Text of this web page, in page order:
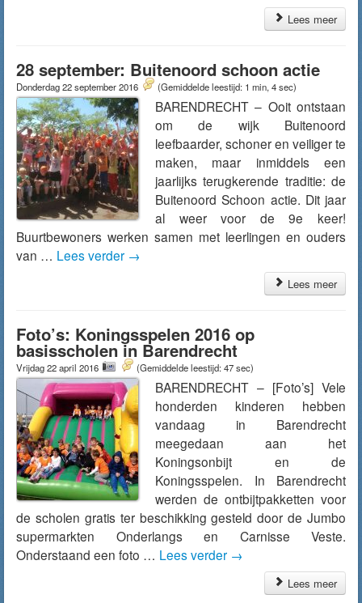
Lees meer
28 september: Buitenoord schoon actie
Donderdag 22 september 2016 (Gemiddelde leestijd: 1 min, 4 sec)
BARENDRECHT – Ooit ontstaan
om de wijk Buitenoord
leefbaarder, schoner en veiliger te
maken, maar inmiddels een
jaarlijks terugkerende traditie: de
Buitenoord Schoon actie. Dit jaar
al weer voor de 9e keer!
Buurtbewoners werken samen met leerlingen en ouders
van … Lees verder →
Lees meer
Foto’s: Koningsspelen 2016 op
basisscholen in Barendrecht
Vrijdag 22 april 2016 (Gemiddelde leestijd: 47 sec)
BARENDRECHT – [Foto’s] Vele
honderden kinderen hebben
vandaag in Barendrecht
meegedaan aan het
Koningsonbijt en de
Koningsspelen. In Barendrecht
werden de ontbijtpakketten voor
de scholen gratis ter beschikking gesteld door de Jumbo
supermarkten Onderlangs en Carnisse Veste.
Onderstaand een foto … Lees verder →
Lees meer